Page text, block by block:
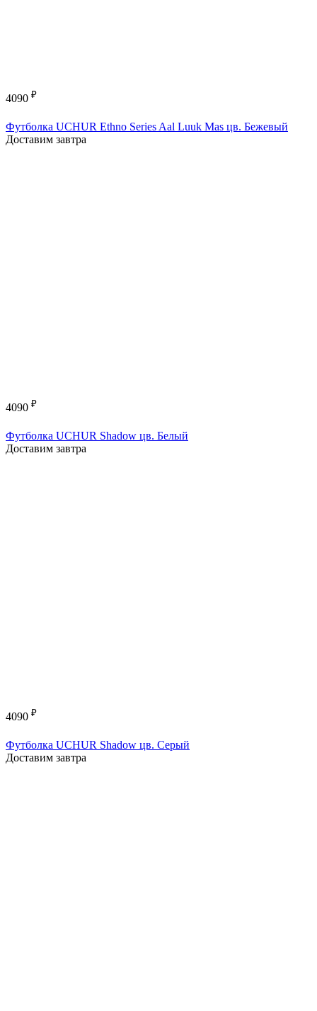
4090 ₽
Футболка UCHUR Ethno Series Aal Luuk Mas цв. Бежевый
Доставим завтра
4090 ₽
Футболка UCHUR Shadow цв. Белый
Доставим завтра
4090 ₽
Футболка UCHUR Shadow цв. Серый
Доставим завтра